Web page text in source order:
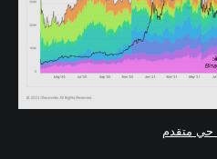
متقدم